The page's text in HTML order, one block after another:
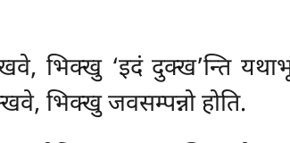
भिक्खु ‘इदं दुक्ख’न्ति
भिक्खु जवसम्पन्नो होति.